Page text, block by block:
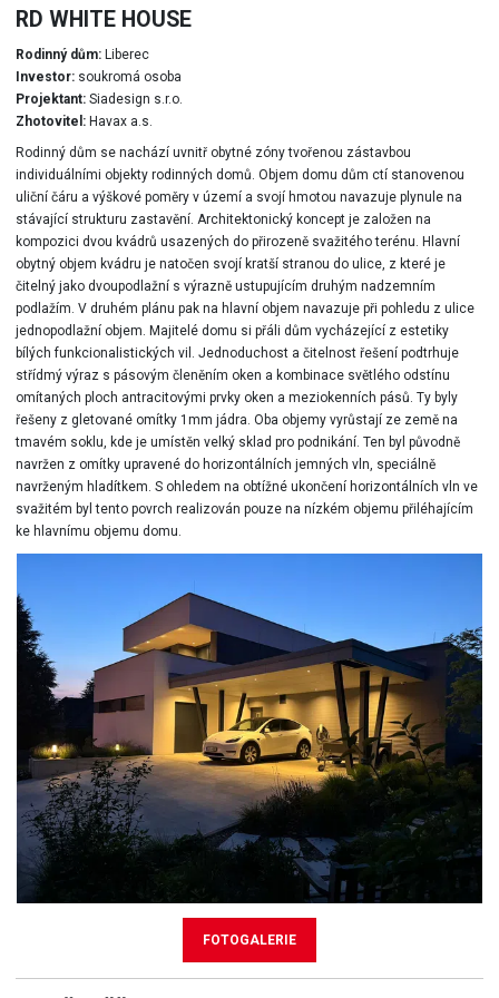
FOTOGALERIE
RD WHITE HOUSE
Rodinný dům:Liberec
Investor:soukromá osoba
Projektant:Siadesign s.r.o.
Zhotovitel:Havax a.s.
Rodinný dům se nachází uvnitř obytné zóny tvořenou zástavbou
individuálními objekty rodinných domů. Objem domu dům ctí stanovenou
uliční čáru a výškové poměry v území a svojí hmotou navazuje plynule na
stávající strukturu zastavění. Architektonický koncept je založen na
kompozici dvou kvádrů usazených do přirozeně svažitého terénu. Hlavní
obytný objem kvádru je natočen svojí kratší stranou do ulice, z které je
čitelný jako dvoupodlažní s výrazně ustupujícím druhým nadzemním
podlažím. V druhém plánu pak na hlavní objem navazuje při pohledu z ulice
jednopodlažní objem. Majitelé domu si přáli dům vycházející z estetiky
bílých funkcionalistických vil. Jednoduchost a čitelnost řešení podtrhuje
střídmý výraz s pásovým členěním oken a kombinace světlého odstínu
omítaných ploch antracitovými prvky oken a meziokenních pásů. Ty byly
řešeny z gletované omítky 1mm jádra. Oba objemy vyrůstají ze země na
tmavém soklu, kde je umístěn velký sklad pro podnikání. Ten byl původně
navržen z omítky upravené do horizontálních jemných vln, speciálně
navrženým hladítkem. S ohledem na obtížné ukončení horizontálních vln ve
svažitém byl tento povrch realizován pouze na nízkém objemu přiléhajícím
ke hlavnímu objemu domu.